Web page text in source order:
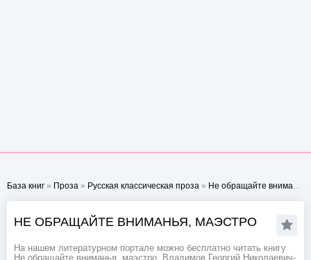
База книг » Проза » Русская классическая проза » Не обращайте вниманья, маэстро
НЕ ОБРАЩАЙТЕ ВНИМАНЬЯ, МАЭСТРО
На нашем литературном портале можно бесплатно читать книгу
Не обращайте вниманья, маэстро, Владимов Георгий Николаевич-